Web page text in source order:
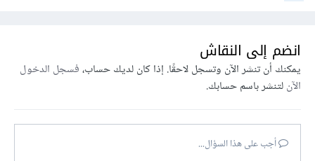
انضم إلى النقاش
يمكنك أن تنشر الآن وتسجل لاحقًا. إذا كان لديك حساب،فسجل الدخول
الآنلتنشر باسم حسابك.
أجب على هذا السؤال...